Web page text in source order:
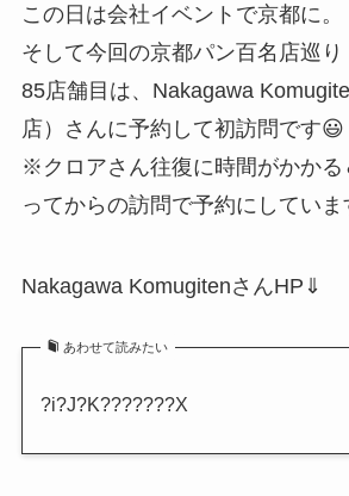
この日は会社イベントで京都に。
そして今回の京都パン百名店巡り
85店舗目は、Nakagawa
店）さんに予約して初訪問です😃
※クロアさん往復に時間がかかる
ってからの訪問で予約にしていま
Nakagawa KomugitenさんHP⇓
あわせて読みたい
?i?J?K???????X